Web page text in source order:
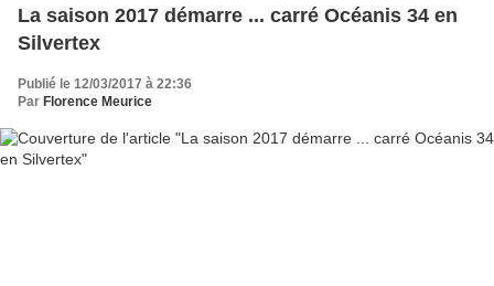
La saison 2017 démarre ... carré Océanis 34 en
Silvertex
Publié le 12/03/2017 à 22:36
Par Florence Meurice